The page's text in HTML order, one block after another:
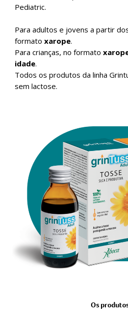
Pediatric.
Para adultos e jovens a partir
formato xarope.
Para crianças, no formato
idade.
Todos os produtos da linha
sem lactose.
Os